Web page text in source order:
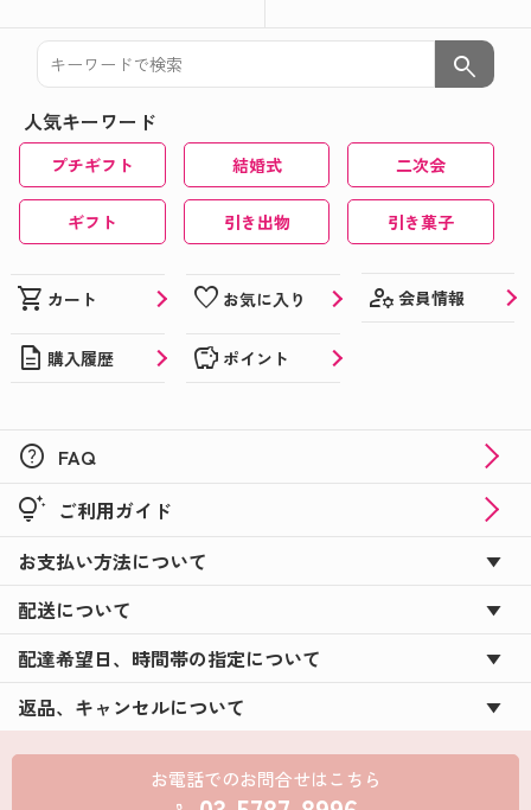
search
人気キーワード
プチギフト 結婚式 二次会
ギフト 引き出物 引き菓子
shopping_cart カート favorite お気に入り manage_accounts 会員情報
description 購入履歴 savings ポイント
help FAQ
tips_and_updates ご利用ガイド
お支払い方法について
配送について
配達希望日、時間帯の指定について
返品、キャンセルについて
お電話でのお問合せはこちら